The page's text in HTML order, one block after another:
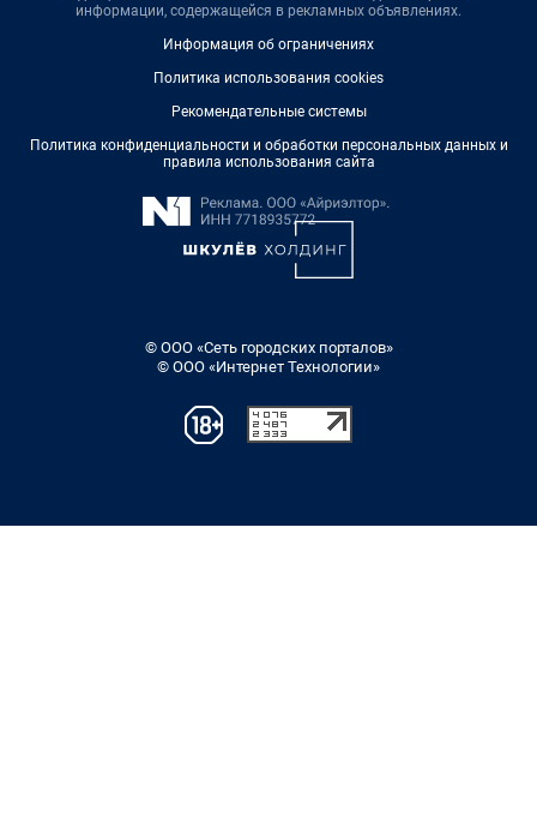
информации, содержащейся в рекламных объявлениях.
Информация об ограничениях
Политика использования cookies
Рекомендательные системы
Политика конфиденциальности и обработки персональных данных и
правила использования сайта
© ООО «Сеть городских порталов»
© ООО «Интернет Технологии»